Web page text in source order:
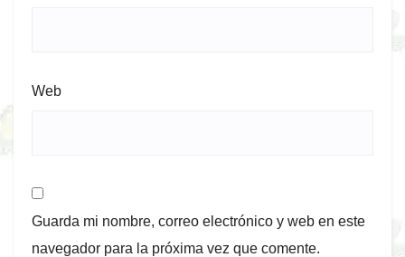
Web
Guarda mi nombre, correo electrónico y web en este
navegador para la próxima vez que comente.